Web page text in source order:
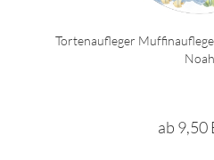
Tortenaufleger
Noah
ab 9,50